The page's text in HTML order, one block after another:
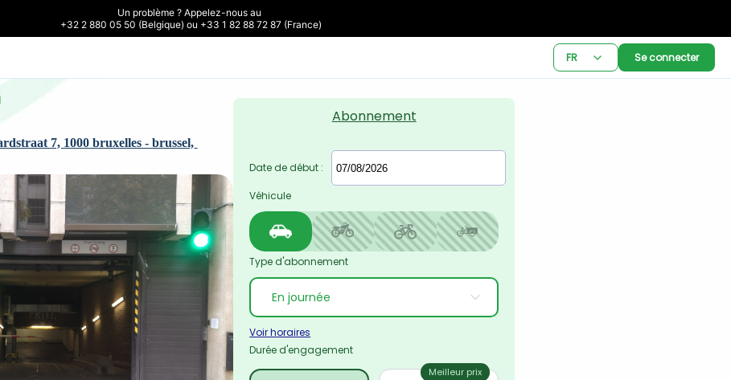
Un problème ? Appelez-nous au
+32 2 880 05 50 (Belgique) ou +33 1 82 88 72 87 (France)
FR Se connecter
7, 1000 bruxelles - brussel,
Abonnement
Date de début :
Véhicule
Type d'abonnement
Voir horaires
Durée d'engagement
Meilleur prix